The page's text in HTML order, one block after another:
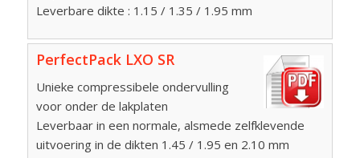
Leverbare dikte : 1.15 / 1.35 / 1.95 mm
PerfectPack LXO SR
Unieke compressibele ondervulling
voor onder de lakplaten
Leverbaar in een normale, alsmede zelfklevende
uitvoering in de dikten 1.45 / 1.95 en 2.10 mm